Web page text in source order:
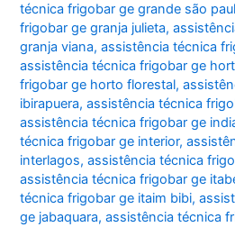
técnica frigobar ge grande são
frigobar ge granja julieta,
granja viana,assistência técnica
assistência técnica frigobar ge
frigobar ge horto florestal,
ibirapuera,assistência técnica
assistência técnica frigobar ge
técnica frigobar ge interior,
interlagos,assistência técnica
assistência técnica frigobar ge
técnica frigobar ge itaim bibi,
ge jabaquara,assistência técnica